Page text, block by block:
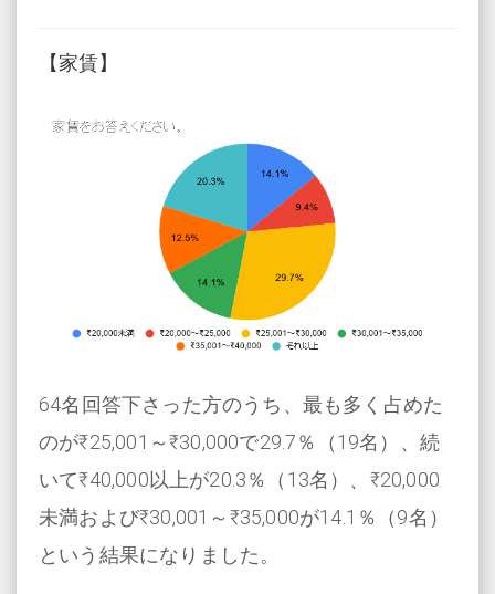
【家賃】
64名回答下さった方のうち、最も多く占めた
のが₹25,001～₹30,000で29.7％（19名）、続
いて₹40,000以上が20.3％（13名）、₹20,000
未満および₹30,001～₹35,000が14.1％（9名）
という結果になりました。